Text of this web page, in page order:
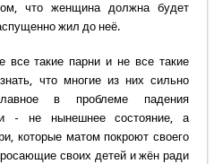
что женщина должна будет
жил до неё.
все такие парни и не все такие
что многие из них сильно
в проблеме падения
- не нынешнее состояние, а
которые матом покроют своего
своих детей и жён ради